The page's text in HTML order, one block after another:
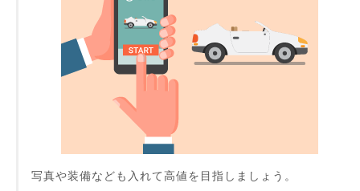
写真や装備なども入れて高値を目指しましょう。